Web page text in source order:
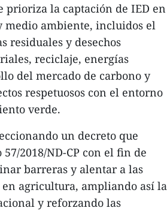
prioriza la captación de IED en
medio ambiente, incluidos el
residuales y desechos
reciclaje, energías
del mercado de carbono y
respetuosos con el entorno
verde.
un decreto que
2018/ND-CP con el fin de
barreras y alentar a las
agricultura, ampliando así la
y reforzando las